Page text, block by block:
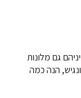
גם מלונות
הנה כמה